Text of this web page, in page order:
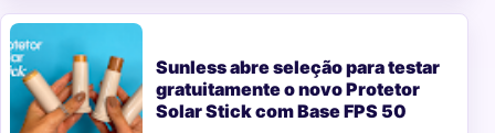
Sunless abre seleção para testar
gratuitamente o novo Protetor
Solar Stick com Base FPS 50